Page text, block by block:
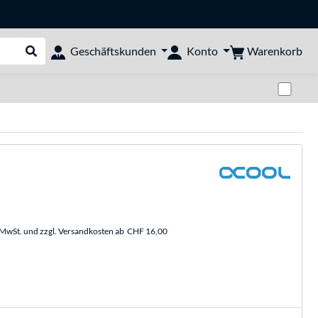
Suche durchführen
Geschäftskunden Konto Warenkorb
und zzgl. Versandkosten ab CHF 16,00